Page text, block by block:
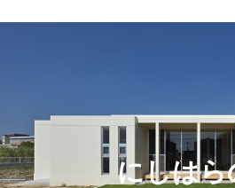
にしはら